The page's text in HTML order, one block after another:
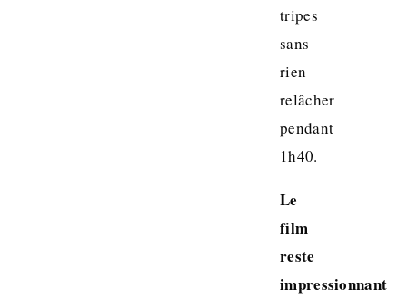
tripes
sans
rien
relâcher
pendant
1h40.
Le
film
reste
impressionnant